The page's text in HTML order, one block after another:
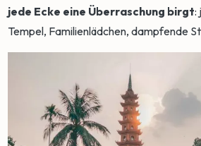
jede Ecke eine Überraschung birgt:
Tempel, Familienlädchen, dampfende